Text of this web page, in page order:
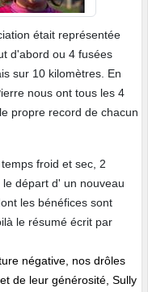
était représentée
d'abord ou 4 fusées
sur 10 kilomètres. En
nous ont tous les 4
propre record de chacun
froid et sec, 2
départ d' un nouveau
les bénéfices sont
le résumé écrit par
négative, nos drôles
de leur générosité, Sully